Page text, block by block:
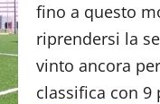
fino a questo
riprendersi la
vinto ancora
classifica con